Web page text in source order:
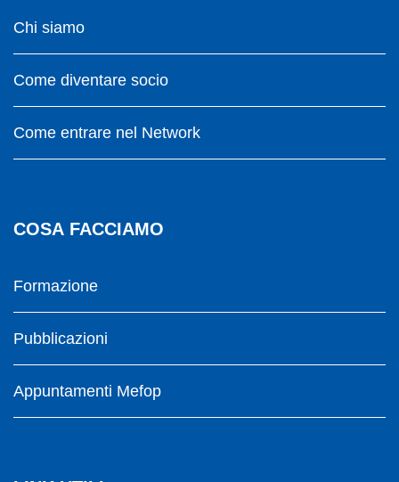
Chi siamo
Come diventare socio
Come entrare nel Network
COSA FACCIAMO
Formazione
Pubblicazioni
Appuntamenti Mefop